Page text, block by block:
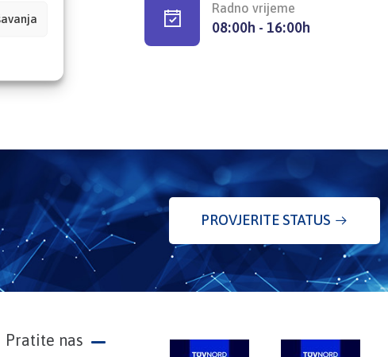
Radno vrijeme
08:00h - 16:00h
PROVJERITE STATUS
Pratite nas